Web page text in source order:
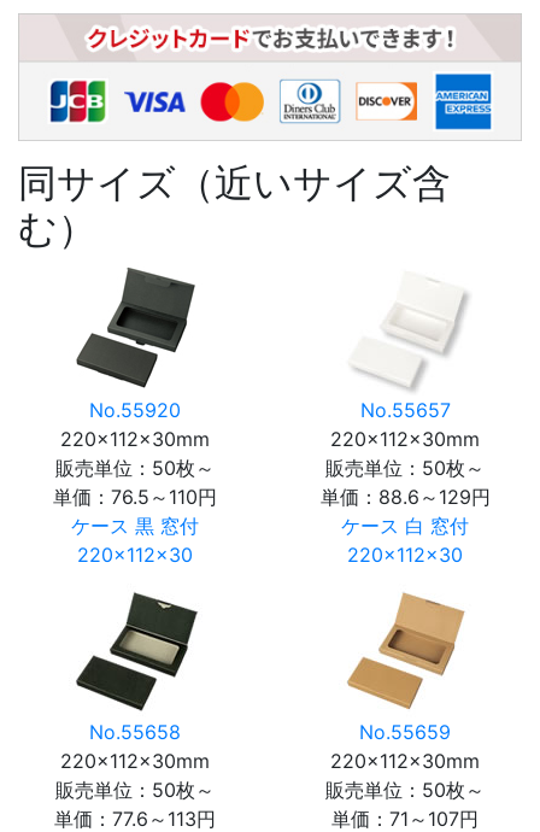
同サイズ（近いサイズ含
む）
No.55920
220×112×30mm
販売単位：50枚～
単価： 76.5～110円
ケース 黒 窓付
220×112×30
No.55657
220×112×30mm
販売単位：50枚～
単価： 88.6～129円
ケース 白 窓付
220×112×30
No.55658
220×112×30mm
販売単位：50枚～
単価： 77.6～113円
No.55659
220×112×30mm
販売単位：50枚～
単価： 71～107円